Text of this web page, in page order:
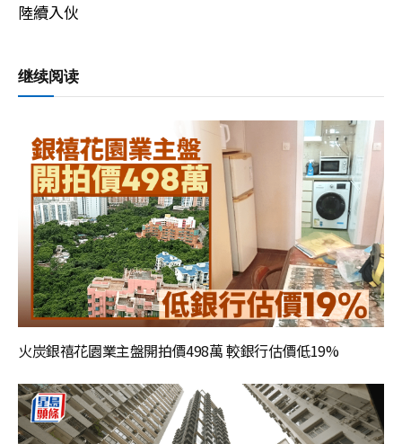
陸續入伙
继续阅读
火炭銀禧花園業主盤開拍價498萬 較銀行估價低19%